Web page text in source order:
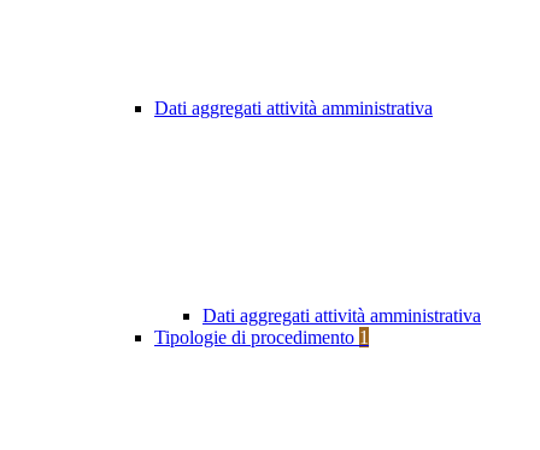
Dati aggregati attività amministrativa
Dati aggregati attività amministrativa
Tipologie di procedimento 1